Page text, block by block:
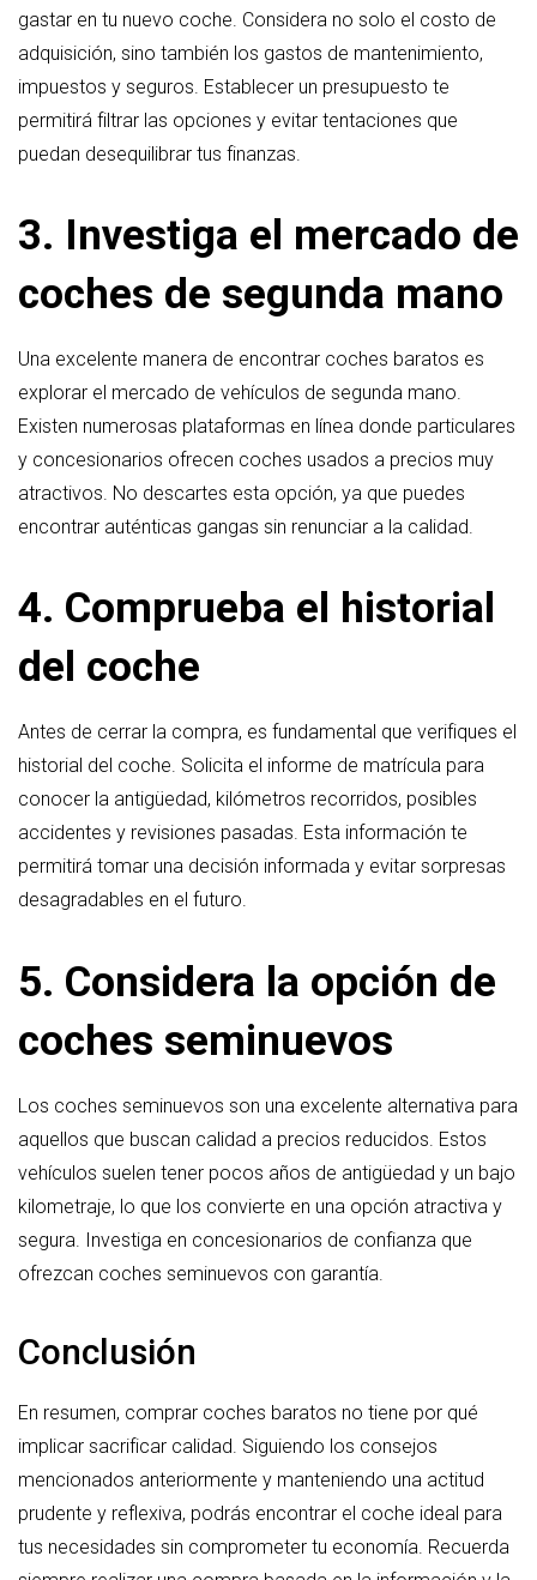
gastar en tu nuevo coche. Considera no solo el costo de
adquisición, sino también los gastos de mantenimiento,
impuestos y seguros. Establecer un presupuesto te
permitirá filtrar las opciones y evitar tentaciones que
puedan desequilibrar tus finanzas.
3. Investiga el mercado de
coches de segunda mano
Una excelente manera de encontrar coches baratos es
explorar el mercado de vehículos de segunda mano.
Existen numerosas plataformas en línea donde particulares
y concesionarios ofrecen coches usados a precios muy
atractivos. No descartes esta opción, ya que puedes
encontrar auténticas gangas sin renunciar a la calidad.
4. Comprueba el historial
del coche
Antes de cerrar la compra, es fundamental que verifiques el
historial del coche. Solicita el informe de matrícula para
conocer la antigüedad, kilómetros recorridos, posibles
accidentes y revisiones pasadas. Esta información te
permitirá tomar una decisión informada y evitar sorpresas
desagradables en el futuro.
5. Considera la opción de
coches seminuevos
Los coches seminuevos son una excelente alternativa para
aquellos que buscan calidad a precios reducidos. Estos
vehículos suelen tener pocos años de antigüedad y un bajo
kilometraje, lo que los convierte en una opción atractiva y
segura. Investiga en concesionarios de confianza que
ofrezcan coches seminuevos con garantía.
Conclusión
En resumen, comprar coches baratos no tiene por qué
implicar sacrificar calidad. Siguiendo los consejos
mencionados anteriormente y manteniendo una actitud
prudente y reflexiva, podrás encontrar el coche ideal para
tus necesidades sin comprometer tu economía. Recuerda